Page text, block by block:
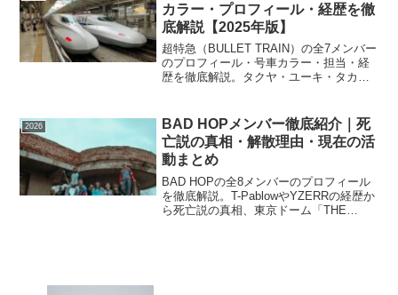
カラー・プロフィール・経歴を徹
底解説【2025年版】
超特急（BULLET TRAIN）の全7メンバー
のプロフィール・号車カラー・担当・経
歴を徹底解説。タクヤ・ユーキ・タカ
た。
2026
BAD HOPメンバー徹底紹介｜死
亡説の真相・解散理由・現在の活
動まとめ
BAD HOPの全8メンバーのプロフィール
を徹底解説。T-PablowやYZERRの経歴か
ら死亡説の真相、東京ドーム「THE